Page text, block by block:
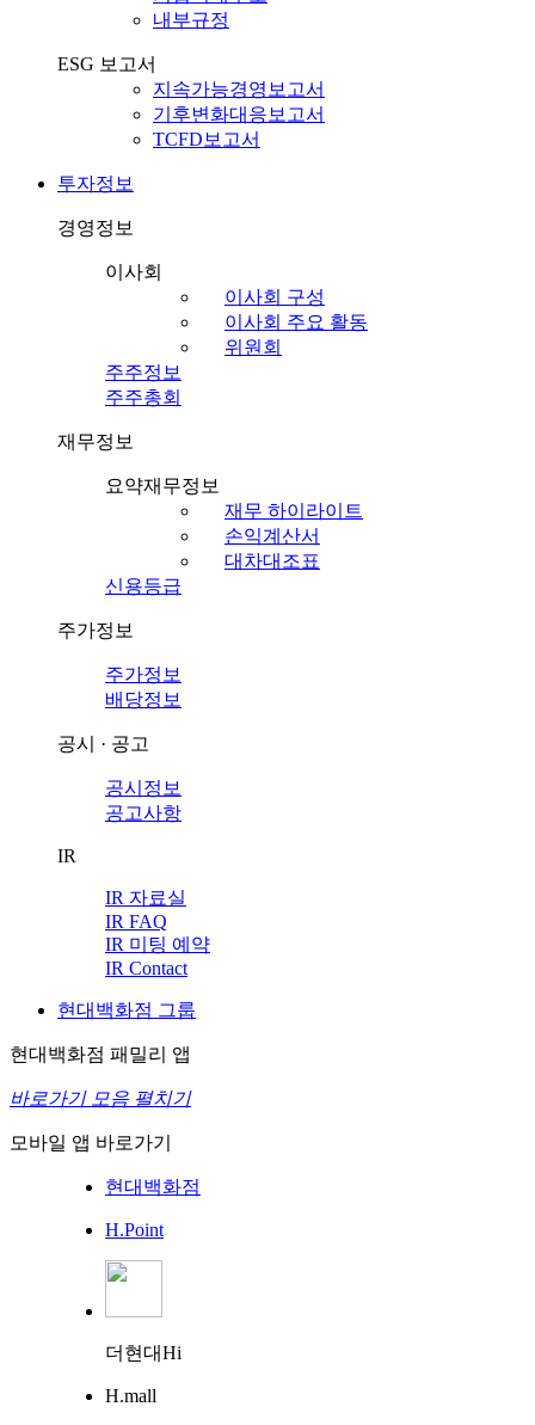
내부규정
ESG 보고서
지속가능경영보고서
기후변화대응보고서
TCFD보고서
투자정보
경영정보
이사회
이사회 구성
이사회 주요 활동
위원회
주주정보
주주총회
재무정보
요약재무정보
재무 하이라이트
손익계산서
대차대조표
신용등급
주가정보
주가정보
배당정보
공시 · 공고
공시정보
공고사항
IR
IR 자료실
IR FAQ
IR 미팅 예약
IR Contact
현대백화점 그룹
현대백화점 패밀리 앱
바로가기 모음 펼치기
모바일 앱 바로가기
현대백화점
H.Point
더현대Hi
H.mall